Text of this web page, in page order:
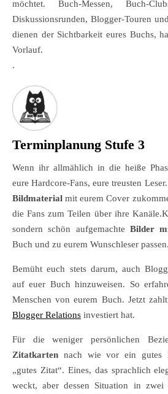
möchtet. Buch-Messen, Buch-
Diskussionsrunden, Blogger-Touren
dienen der Sichtbarkeit eures Buchs,
Vorlauf.
.
Terminplanung Stufe 3
Wenn ihr allmählich in die heiße
eure Hardcore-Fans, eure treusten
Bildmaterial mit eurem Cover
die Fans zum Teilen über ihre
sondern schön aufgemachte Bilder
Buch und zu eurem Wunschleser passen.
Bemüht euch stets darum, auch
auf euer Buch hinzuweisen. So
Menschen von eurem Buch. Jetzt
Blogger Relations investiert hat.
Für die weniger persönlichen
Zitatkarten nach wie vor ein gutes
„gutes Zitat“. Eines, das sprachlich
weckt, aber dessen Situation in zwei